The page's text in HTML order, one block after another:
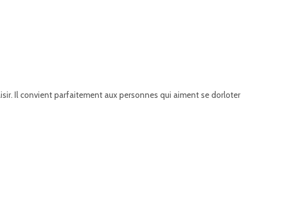
Il convient parfaitement aux personnes qui aiment se dorloter